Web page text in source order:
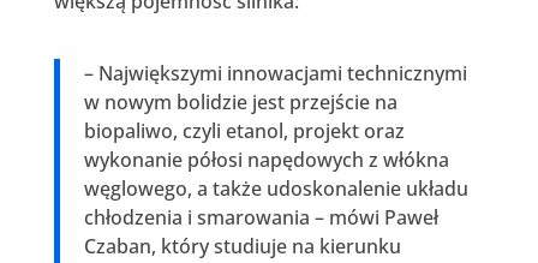
– Największymi innowacjami technicznymi
w nowym bolidzie jest przejście na
biopaliwo, czyli etanol, projekt oraz
wykonanie półosi napędowych z włókna
węglowego, a także udoskonalenie układu
chłodzenia i smarowania – mówi Paweł
Czaban, który studiuje na kierunku